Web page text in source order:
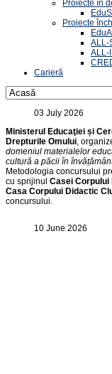
Proiecte în
Proiecte
ALL-
ALL-
Carieră
03 July 2026
Ministerul Educaţiei și
Drepturile Omului,
domeniul materialelor
cultură a păcii în
Metodologia concursului
cu sprijinul Casei Corpului
Casa Corpului Didactic
concursului.
10 June 2026